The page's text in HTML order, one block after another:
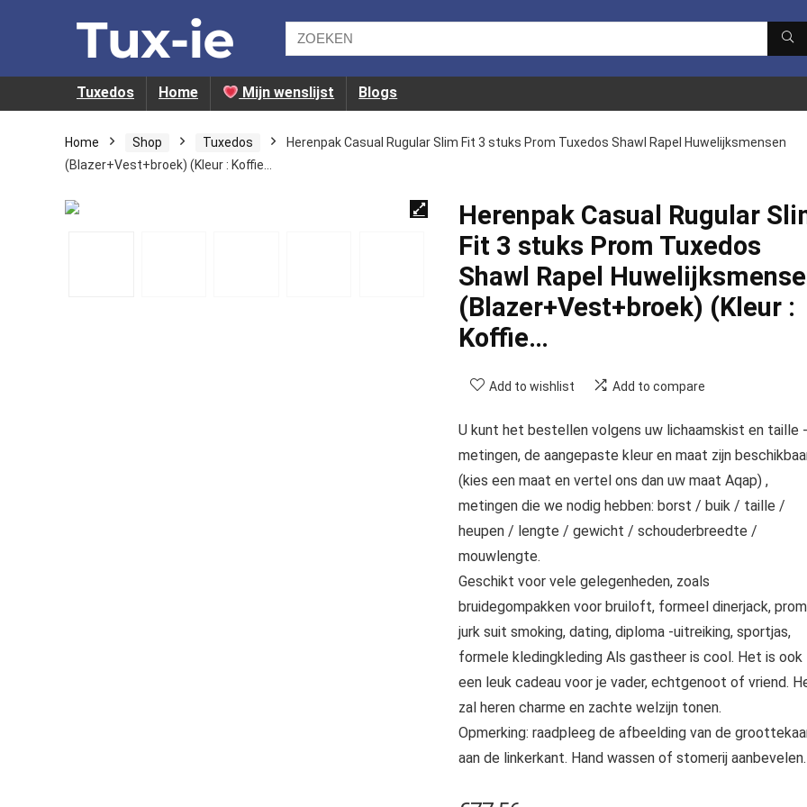
Tuxedos Home Mijn wenslijst Blogs
Home Shop Tuxedos
Herenpak Casual Rugular Slim Fit 3 stuks Prom Tuxedos Shawl Rapel Huwelijksmensen
(Blazer+Vest+broek) (Kleur : Koffie…
Herenpak Casual Rugular
Fit 3 stuks Prom Tuxedos
Shawl Rapel
(Blazer+Vest+broek) (Kleur :
Koffie…
Add to wishlist Add to compare
U kunt het bestellen volgens uw lichaamskist en taille -
metingen, de aangepaste kleur en maat zijn
(kies een maat en vertel ons dan uw maat Aqap) ,
metingen die we nodig hebben: borst / buik / taille /
heupen / lengte / gewicht / schouderbreedte /
mouwlengte.
Geschikt voor vele gelegenheden, zoals
bruidegompakken voor bruiloft, formeel dinerjack, prom
jurk suit smoking, dating, diploma -uitreiking, sportjas,
formele kledingkleding Als gastheer is cool. Het is ook
een leuk cadeau voor je vader, echtgenoot of vriend.
zal heren charme en zachte welzijn tonen.
Opmerking: raadpleeg de afbeelding van de
aan de linkerkant. Hand wassen of stomerij aanbevelen.